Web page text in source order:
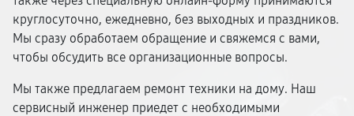
круглосуточно, ежедневно, без выходных и праздников.
Мы сразу обработаем обращение и свяжемся с вами,
чтобы обсудить все организационные вопросы.
Мы также предлагаем ремонт техники на дому. Наш
сервисный инженер приедет с необходимыми